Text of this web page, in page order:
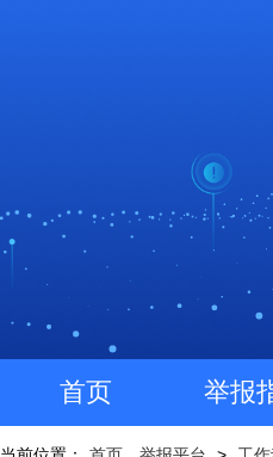
首页 举报